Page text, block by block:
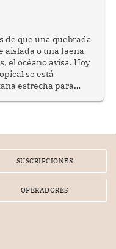
de que una quebrada
aislada o una faena
el océano avisa. Hoy
se está
estrecha para
SUSCRIPCIONES
OPERADORES